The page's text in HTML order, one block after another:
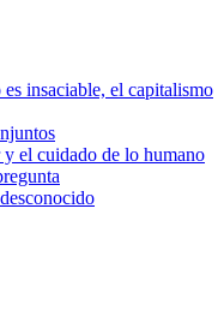
insaciable, el capitalismo
y el cuidado de lo humano